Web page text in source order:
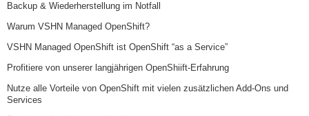
Backup & Wiederherstellung im Notfall
Warum VSHN Managed OpenShift?
VSHN Managed OpenShift ist OpenShift “as a Service”
Profitiere von unserer langjährigen OpenShiift-Erfahrung
Nutze alle Vorteile von OpenShift mit vielen zusätzlichen Add-Ons und
Services